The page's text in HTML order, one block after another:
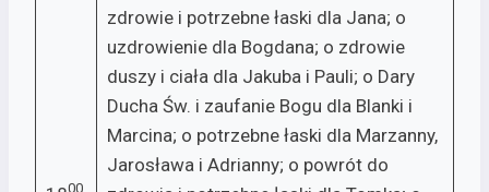
00
zdrowie i potrzebne łaski dla Jana; o
uzdrowienie dla Bogdana; o zdrowie
duszy i ciała dla Jakuba i Pauli; o Dary
Ducha Św. i zaufanie Bogu dla Blanki i
Marcina; o potrzebne łaski dla Marzanny,
Jarosława i Adrianny; o powrót do